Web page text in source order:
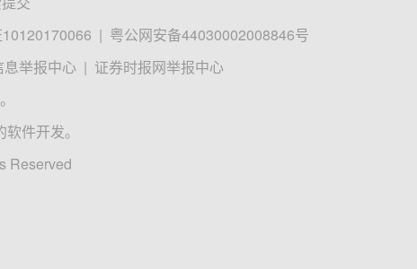
| 粤公网安备44030002008846号
举报中心 | 证券时报网举报中心
件开发。
Reserved